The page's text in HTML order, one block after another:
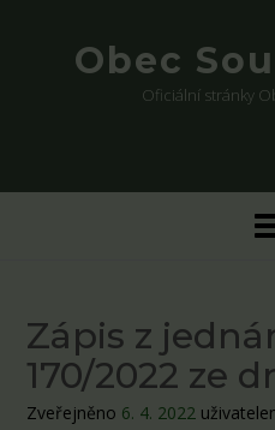
Obec
Oficiální stránky
Zápis z
170/2022 ze
Zveřejněno 6. 4. 2022